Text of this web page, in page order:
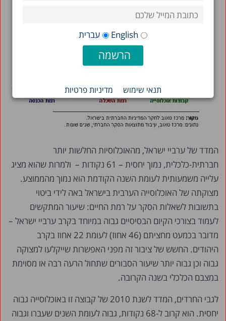
English עברית
תנאי שימוש מדיניות פרטיות
המדד של ערביי ישראל, מהאוכלוסיות החלשות יותר
חברתית-כלכלית, נמוך יחסית – 61 נקודות – ולמרות שהוא מציג
עלייה משמעותית לעומת השנה הקודמת הוא נמוך מהממוצע.
מצוקתה של האוכלוסייה הערבית בישראל באה לידי ביטוי
בתשובות לשאלות הסקר על רמת החיים: שיעור המתקשים
לעמוד בצורכי הקיום הבסיסיים גבוה במיוחד בקרב ערביי ישראל –
מדובר בכמעט מחציתם (46 אחוז) לעומת 22 אחוז בקרב
היהודים. החשש של ציבור זה מפני האפשרות שייקלעו למצוקה
גבוה וכן גבוה יותר שיעור הסבורים שתחול הרעה רבה או מסוימת
במצבם הכלכלי בשנה הקרובה.
לגבי החרדים, המדד לשנת 2010 של קבוצה זו באוכלוסייה גבוה
יחסית. הוא קרוב ל-68 נקודות, גבוה לעומת השנים שעברו וגבוה